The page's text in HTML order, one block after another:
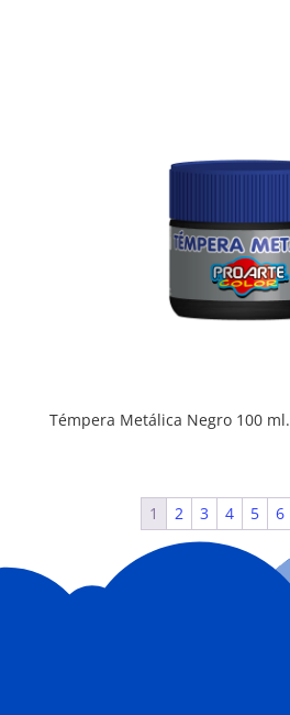
Témpera Metálica Negro 100 ml.
1 2 3 4 5 6